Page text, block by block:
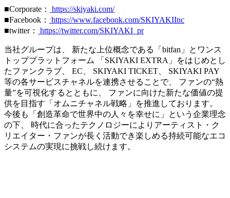
■Corporate：
https://skiyaki.com/
■Facebook：
https://www.facebook.com/SKIYAKIInc
■twitter：
https://twitter.com/SKIYAKI_pr
当社グループは、 新たな上位概念である「bitfan」とワンス
トッププラットフォーム 「SKIYAKI EXTRA」をはじめとし
たファンクラブ、 EC、 SKIYAKI TICKET、 SKIYAKI PAY
等の各サービスチャネルを連携させることで、 ファンの“熱
量”を可視化するとともに、 ファンに向けた新たな価値の提
供を目指す「オムニチャネル戦略」を推進しております。
今後も「創造革命で世界中の人々を幸せに」という企業理念
の下、 時代に合ったテクノロジーによりアーティスト・ク
リエイター・ファンが長く活動でき楽しめる持続可能なエコ
システムの実現に挑戦し続けます。